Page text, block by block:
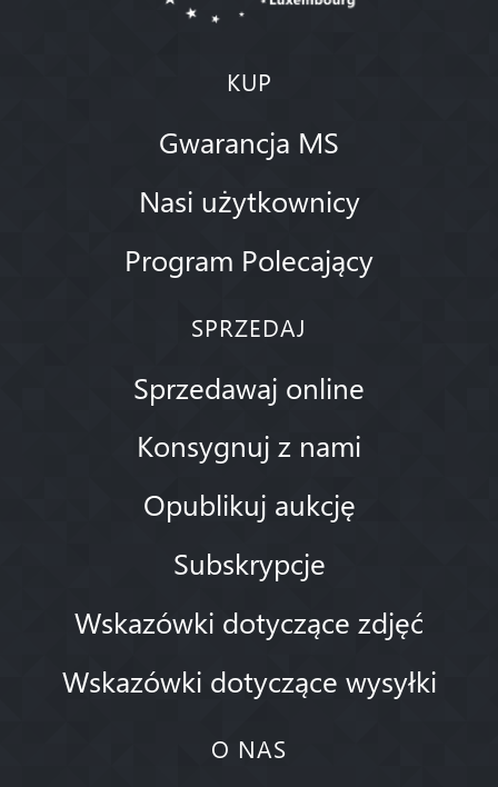
KUP
Gwarancja MS
Nasi użytkownicy
Program Polecający
SPRZEDAJ
Sprzedawaj online
Konsygnuj z nami
Opublikuj aukcję
Subskrypcje
Wskazówki dotyczące zdjęć
Wskazówki dotyczące wysyłki
O NAS